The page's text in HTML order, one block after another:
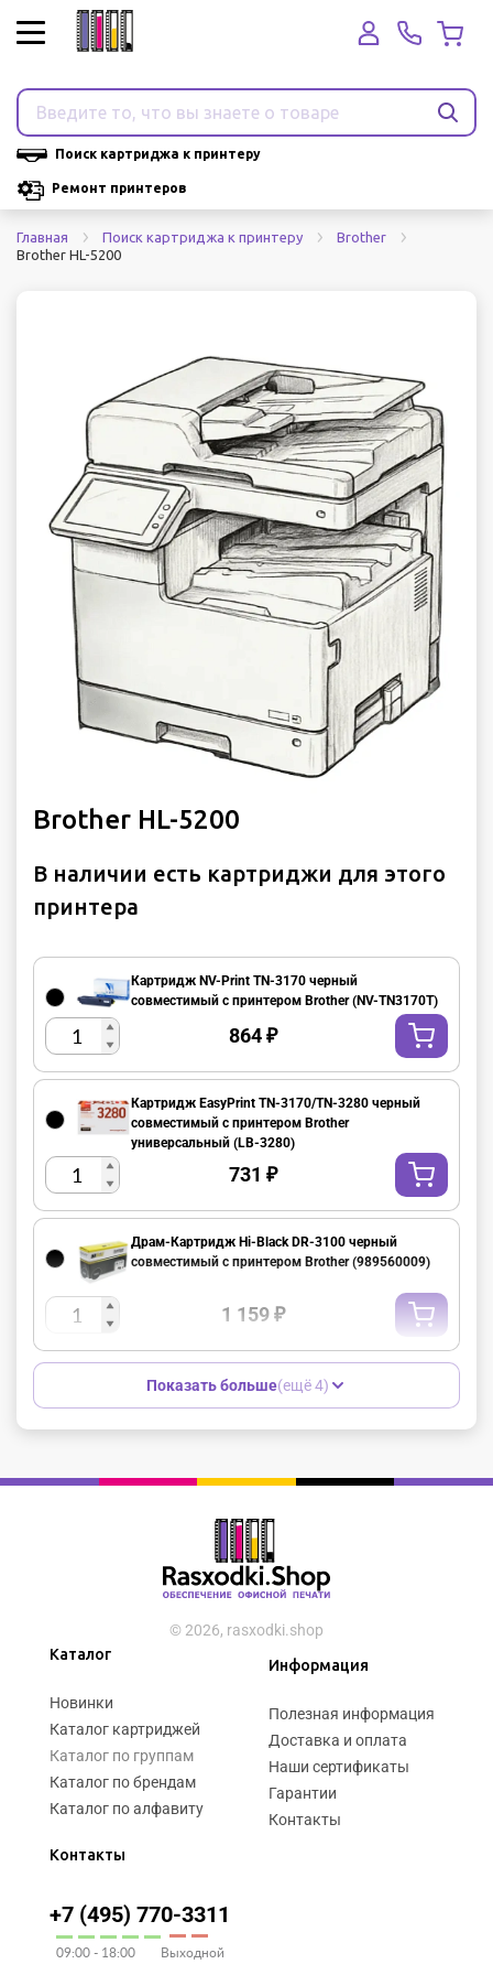
Поиск картриджа к принтеру
Ремонт принтеров
Главная Поиск картриджа к принтеру
Brother
Brother HL-5200
Brother HL-5200
В наличии есть картриджи для этого
принтера
Картридж NV-Print TN-3170 черный
совместимый с принтером Brother (NV-TN3170T)
864 ₽
Картридж EasyPrint TN-3170/TN-3280 черный
совместимый с принтером Brother
универсальный (LB-3280)
731 ₽
Драм-Картридж Hi-Black DR-3100 черный
совместимый с принтером Brother (989560009)
1 159 ₽
Показать больше(ещё 4)
© 2026, rasxodki.shop
Каталог
Новинки
Каталог картриджей
Каталог по группам
Каталог по брендам
Каталог по алфавиту
Информация
Полезная информация
Доставка и оплата
Наши сертификаты
Гарантии
Контакты
Контакты
+7 (495) 770-3311
09:00 - 18:00 Выходной